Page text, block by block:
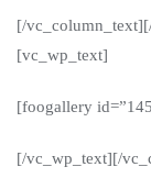
[/
[vc_wp_text]
[foogallery
[/vc_wp_text][/